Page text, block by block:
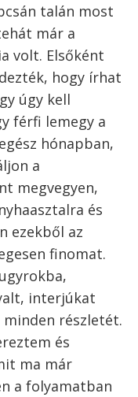
talán most
már a
volt. Elsőként
hogy írhat
úgy kell
férfi lemegy a
hónapban,
a
megvegyen,
és
ezekből az
finomat.
interjúkat
részletét.
és
ma már
a folyamatban